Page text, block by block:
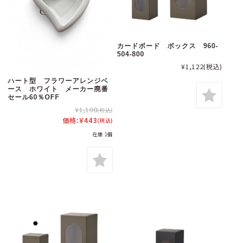
ハート型 フラワーアレンジベ
ース ホワイト メーカー廃番
セール60％OFF
¥1,108(税込)
価格:¥443(税込)
在庫 1個
カードボード ボックス 960-
504-800
¥1,122(税込)